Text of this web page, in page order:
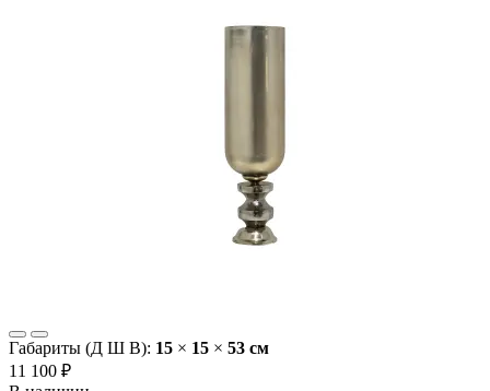
Габариты (Д Ш В): 15 × 15 × 53 cм
11 100 ₽